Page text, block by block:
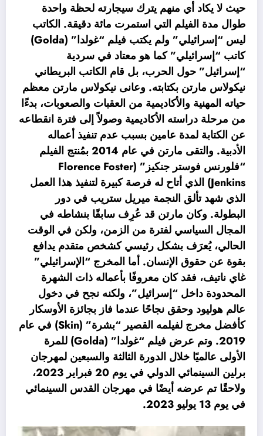
حيث لا يكاد أي منهم يترك سيجارته لحظة واحدة
طوال مدة الفيلم التي استمرت مائة دقيقة. الكاتب
ليس “إسرائيلي” ولم يكتب فيلم “غولدا” (Golda)
كاتب “إسرائيلي” كما هو معتاد في سردية
“إسرائيل” حول الحرب، بل قام الكاتب البريطاني
نيكولاس مارتن بكتابته. وعانى نيكولاس مارتن معظم
حياته المهنية والأكاديمية من العقبات والصعوبات، بدءًا
من مرحلة دراسته الأكاديمية وصولاً إلى فترة انقطاعه
عن الكتابة لمدة عامين بسبب عدم تنفيذ أعماله
الأدبية. والتقى مارتن في عام 2014 بمُنتج الفيلم
“فلورنس فوستر جنكيز” (Florence Foster
Jenkins) الذي أتاح له فرصة كبيرة لتنفيذ هذا العمل
الذي شهد تألق النجمة ميريل ستريب في دور
البطولة. وكان مارتن قد عُرِف سابقًا بنشاطه في
المجال السياسي لفترة من الزمن، ولكن في الوقت
الحالي، يُعرَف بشكل رئيسي كشخص متقدم يدافع
بقوة عن حقوق الإنسان. أما المخرج “الإسرائيلي”
غاي ناتيف، فقد كان معروفًا بأعماله ذات الشهرة
المحدودة داخل “إسرائيل”، ولكنه نجح في دخول
عالم هوليود وحقق نجاحًا عندما فاز بجائزة الأوسكار
كأفضل مخرج لفيلمه القصير “بشرة” (Skin) في عام
2019. وتم عرض فيلم “غولدا” (Golda) للمرة
الأولى عالميًا خلال الدورة الثالثة والسبعين لمهرجان
برلين السينمائي الدولي في يوم 20 فبراير 2023،
ولاحقًا تم عرضه أيضًا في مهرجان القدس السينمائي
في يوم 13 يوليو 2023.